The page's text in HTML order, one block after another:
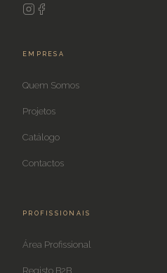
EMPRESA
Quem Somos
Projetos
Catálogo
Contactos
PROFISSIONAIS
Área Profissional
Registo B2B